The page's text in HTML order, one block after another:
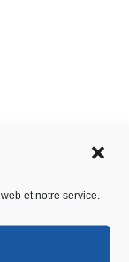
et notre service.
...